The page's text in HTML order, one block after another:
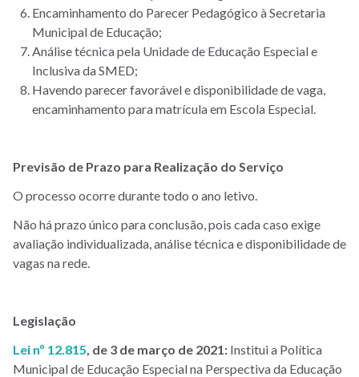
Encaminhamento do Parecer Pedagógico à Secretaria
Municipal de Educação;
Análise técnica pela Unidade de Educação Especial e
Inclusiva da SMED;
Havendo parecer favorável e disponibilidade de vaga,
encaminhamento para matrícula em Escola Especial.
Previsão de Prazo para Realização do Serviço
O processo ocorre durante todo o ano letivo.
Não há prazo único para conclusão, pois cada caso exige
avaliação individualizada, análise técnica e disponibilidade de
vagas na rede.
Legislação
Lei nº 12.815, de 3 de março de 2021: Institui a Política
Municipal de Educação Especial na Perspectiva da Educação